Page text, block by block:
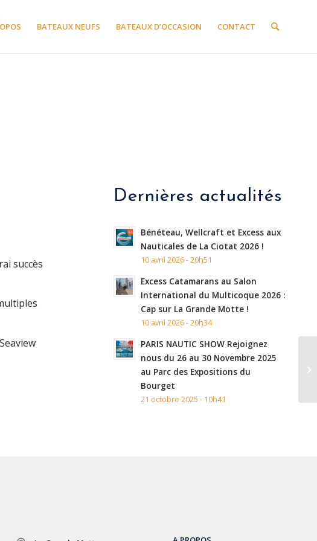
BATEAUX NEUFS BATEAUX D’OCCASION CONTACT
succès
Dernières actualités
Bénéteau, Wellcraft et Excess aux
Nauticales de La Ciotat 2026 !
10 avril 2026 - 20h51
Excess Catamarans au Salon
International du Multicoque 2026 :
Cap sur La Grande Motte !
10 avril 2026 - 20h34
PARIS NAUTIC SHOW Rejoignez
nous du 26 au 30 Novembre 2025
au Parc des Expositions du
Bourget
21 octobre 2025 - 10h41